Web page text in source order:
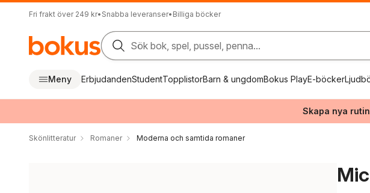
Fri frakt över 249 kr• Snabba leveranser• Billiga böcker
Sök bok, spel, pussel, penna...
Meny ErbjudandenStudentTopplistorBarn & ungdomBokus PlayE-böcker
Skapa nya
Skönlitteratur Romaner Moderna och samtida romaner